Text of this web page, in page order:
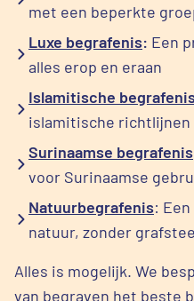
met een beperkte
Luxe begrafenis: Een
alles erop en eraan
Islamitische
islamitische
Surinaamse begrafenis
voor Surinaamse
Natuurbegrafenis:
natuur, zonder
Alles is mogelijk. We
van begraven het beste